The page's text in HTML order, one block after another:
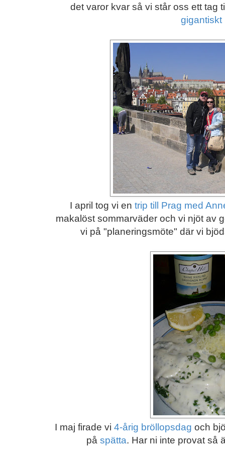
det varor kvar så vi står oss ett tag
gigantiskt
I april tog vi en trip till Prag med
makalöst sommarväder och vi njöt av
vi på "planeringsmöte" där vi
I maj firade vi 4-årig bröllopsdag och
på spätta. Har ni inte provat så